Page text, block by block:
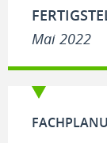
Mai 2022